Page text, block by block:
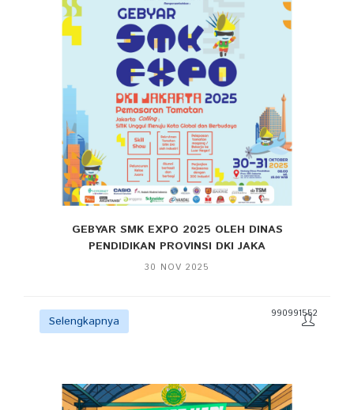
GEBYAR SMK EXPO 2025 OLEH DINAS
PENDIDIKAN PROVINSI DKI JAKA
30 NOV 2025
Selengkapnya 990991552